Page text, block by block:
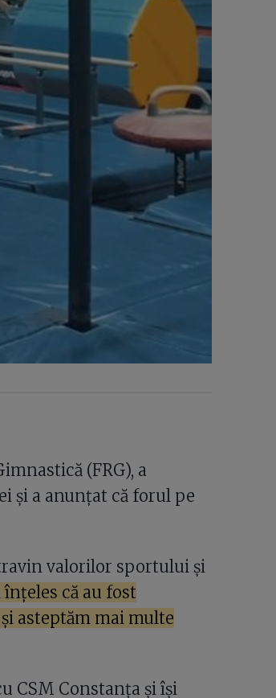
(FRG), a
și a anunțat că forul pe
valorilor sportului și
înțeles că au fost
asteptăm mai multe
CSM Constanța și își